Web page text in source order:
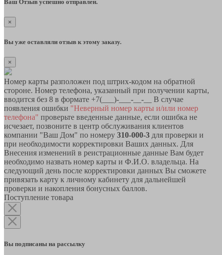
Ваш Отзыв успешно отправлен.
×
Вы уже оставляли отзыв к этому заказу.
×
Номер карты разположен под штрих-кодом на обратной
стороне. Номер телефона, указанный при получении карты,
вводится без 8 в формате +7(___)-___-__-__ В случае
появления ошибки "Неверный номер карты и/или номер
телефона" проверьте введенные данные, если ошибка не
исчезает, позвоните в центр обслуживания клиентов
компании "Ваш Дом" по номеру 310-000-3 для проверки и
при необходимости корректировки Ваших данных. Для
Внесения изменений в реистрационные данные Вам будет
необходимо назвать номер карты и Ф.И.О. владельца. На
следующий день после корректировки данных Вы сможете
привязать карту к личному кабинету для дальнейшей
проверки и накопления бонусных баллов.
Поступление товара
Вы подписаны на рассылку